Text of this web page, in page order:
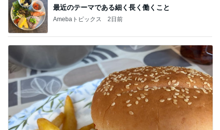
最近のテーマである細く長く働くこと
Amebaトピックス 2日前